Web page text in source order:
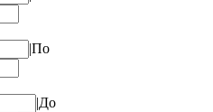
|По
|До